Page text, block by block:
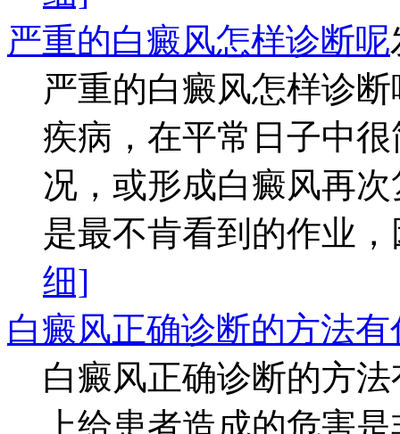
严重的白癜风怎样诊断呢
严重的白癜风怎样诊
疾病，在平常日子中
况，或形成白癜风再
是最不肯看到的作业
细]
白癜风正确诊断的方法
白癜风正确诊断的方
上给患者造成的危害